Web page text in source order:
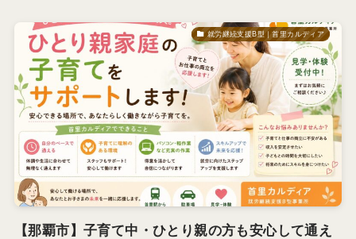
就労継続支援B型｜首里カルディア
【那覇市】子育て中・ひとり親の方も安心して通え